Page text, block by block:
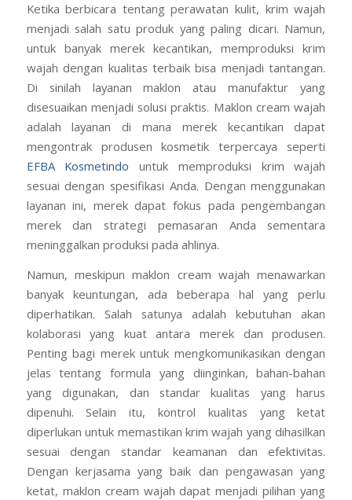
Ketika berbicara tentang perawatan kulit, krim wajah
menjadi salah satu produk yang paling dicari. Namun,
untuk banyak merek kecantikan, memproduksi krim
wajah dengan kualitas terbaik bisa menjadi tantangan.
Di sinilah layanan maklon atau manufaktur yang
disesuaikan menjadi solusi praktis. Maklon cream wajah
adalah layanan di mana merek kecantikan dapat
mengontrak produsen kosmetik terpercaya seperti
EFBA Kosmetindo untuk memproduksi krim wajah
sesuai dengan spesifikasi Anda. Dengan menggunakan
layanan ini, merek dapat fokus pada pengembangan
merek dan strategi pemasaran Anda sementara
meninggalkan produksi pada ahlinya.
Namun, meskipun maklon cream wajah menawarkan
banyak keuntungan, ada beberapa hal yang perlu
diperhatikan. Salah satunya adalah kebutuhan akan
kolaborasi yang kuat antara merek dan produsen.
Penting bagi merek untuk mengkomunikasikan dengan
jelas tentang formula yang diinginkan, bahan-bahan
yang digunakan, dan standar kualitas yang harus
dipenuhi. Selain itu, kontrol kualitas yang ketat
diperlukan untuk memastikan krim wajah yang dihasilkan
sesuai dengan standar keamanan dan efektivitas.
Dengan kerjasama yang baik dan pengawasan yang
ketat, maklon cream wajah dapat menjadi pilihan yang